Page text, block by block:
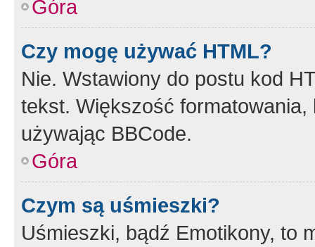
Góra
Czy mogę używać HTML?
Nie. Wstawiony do postu kod
tekst. Większość
używając BBCode.
Góra
Czym są uśmieszki?
Uśmieszki, bądź Emotikony, to